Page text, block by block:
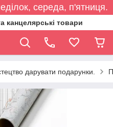
середа, п'ятниця.
канцелярські товари
дарувати подарунки.